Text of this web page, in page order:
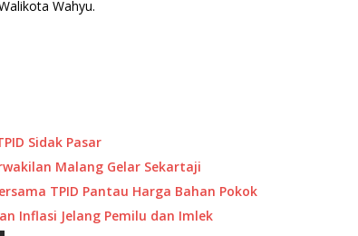
Wahyu.
Sidak Pasar
Malang Gelar Sekartaji
TPID Pantau Harga Bahan Pokok
Inflasi Jelang Pemilu dan Imlek